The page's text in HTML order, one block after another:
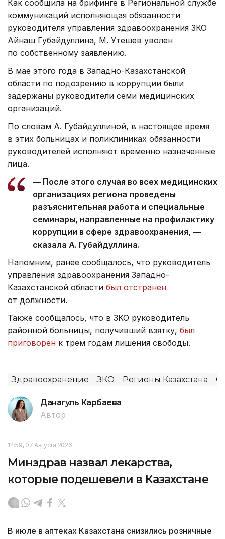
Как сообщила на брифинге в Региональной службе
коммуникаций исполняющая обязанности
руководителя управления здравоохранения ЗКО
Айнаш Губайдуллина, М. Утешев уволен
по собственному заявлению.
В мае этого года в Западно-Казахстанской
области по подозрению в коррупции были
задержаны руководители семи медицинских
организаций.
По словам А. Губайдуллиной, в настоящее время
в этих больницах и поликлиниках обязанности
руководителей исполняют временно назначенные
лица.
— После этого случая во всех медицинских
организациях региона проведены
разъяснительная работа и специальные
семинары, направленные на профилактику
коррупции в сфере здравоохранения, —
сказала А. Губайдуллина.
Напомним, ранее сообщалось, что руководитель
управления здравоохранения Западно-
Казахстанской области был отстранен
от должности.
Также сообщалось, что в ЗКО руководитель
районной больницы, получивший взятку, был
приговорен к трем годам лишения свободы.
Здравоохранение ЗКО Регионы Казахстана
Данагуль Карбаева
Автор
14:59, 07 Августа 2026
Минздрав назвал лекарства,
которые подешевели в Казахстане
В июле в аптеках Казахстана снизились розничные